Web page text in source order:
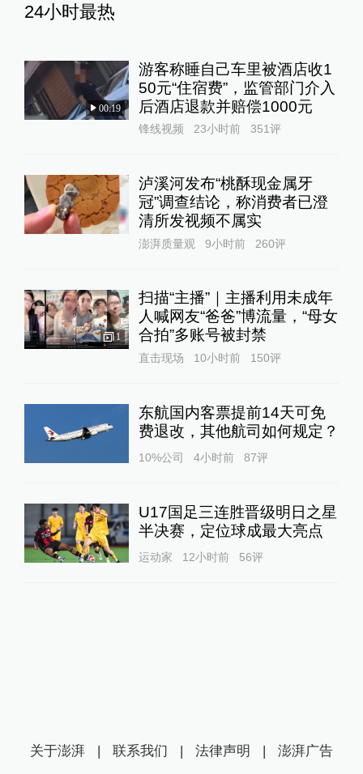
24小时最热
00:19
游客称睡自己车里被酒店收1
50元“住宿费”，监管部门介入
后酒店退款并赔偿1000元
锋线视频 23小时前 351评
泸溪河发布“桃酥现金属牙
冠”调查结论，称消费者已澄
清所发视频不属实
澎湃质量观 9小时前 260评
1
扫描“主播”｜主播利用未成年
人喊网友“爸爸”博流量，“母女
合拍”多账号被封禁
直击现场 10小时前 150评
东航国内客票提前14天可免
费退改，其他航司如何规定？
10%公司 4小时前 87评
U17国足三连胜晋级明日之星
半决赛，定位球成最大亮点
运动家 12小时前 56评
关于澎湃 | 联系我们 | 法律声明 | 澎湃广告